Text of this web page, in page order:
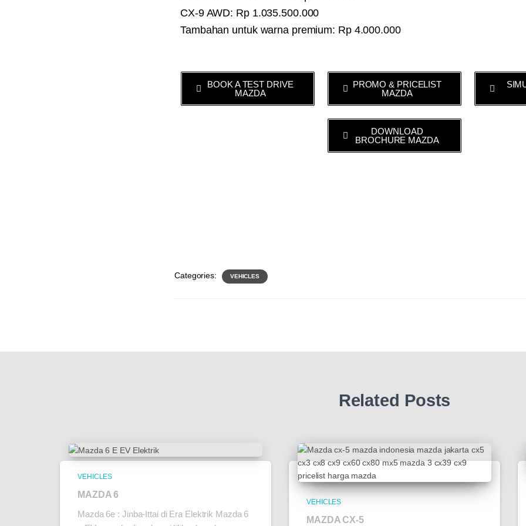
CX-9 AWD: Rp 1.035.500.000
Tambahan untuk warna premium: Rp 4.000.000
BOOK A TEST DRIVE
MAZDA
PROMO & PRICELIST
MAZDA
DOWNLOAD
BROCHURE MAZDA
Categories: VEHICLES
Related Posts
VEHICLES
MAZDA 6
Mazda 6e : Jinba-Ittai di Era Elektrik Mazda 6
VEHICLES
MAZDA CX-5